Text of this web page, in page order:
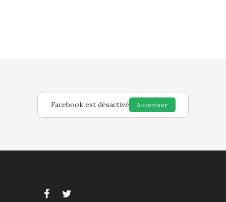
Facebook est désactivé Autoriser